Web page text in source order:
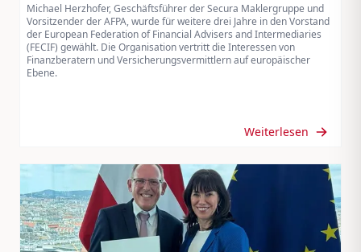
Michael Herzhofer, Geschäftsführer der Secura Maklergruppe und
Vorsitzender der AFPA, wurde für weitere drei Jahre in den Vorstand
der European Federation of Financial Advisers and Intermediaries
(FECIF) gewählt. Die Organisation vertritt die Interessen von
Finanzberatern und Versicherungsvermittlern auf europäischer
Ebene.
Weiterlesen